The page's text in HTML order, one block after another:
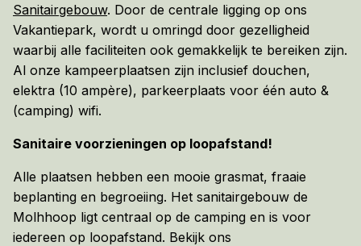
Sanitairgebouw. Door de centrale ligging op ons
Vakantiepark, wordt u omringd door gezelligheid
waarbij alle faciliteiten ook gemakkelijk te bereiken zijn.
Al onze kampeerplaatsen zijn inclusief douchen,
elektra (10 ampère), parkeerplaats voor één auto &
(camping) wifi.
Sanitaire voorzieningen op loopafstand!
Alle plaatsen hebben een mooie grasmat, fraaie
beplanting en begroeiing. Het sanitairgebouw de
Molhhoop ligt centraal op de camping en is voor
iedereen op loopafstand. Bekijk ons